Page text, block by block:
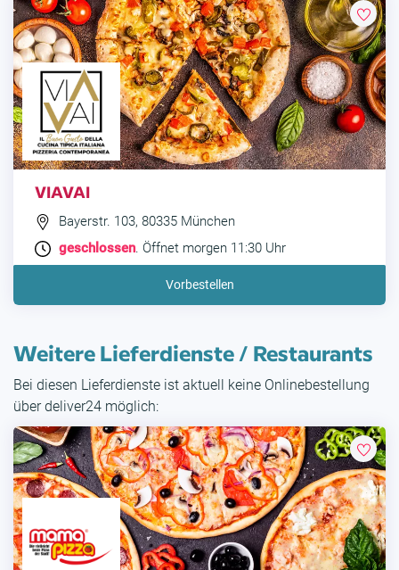
VIAVAI
Bayerstr. 103, 80335 München
geschlossen. Öffnet morgen 11:30 Uhr
Vorbestellen
Weitere Lieferdienste / Restaurants
Bei diesen Lieferdienste ist aktuell keine Onlinebestellung
über deliver24 möglich: